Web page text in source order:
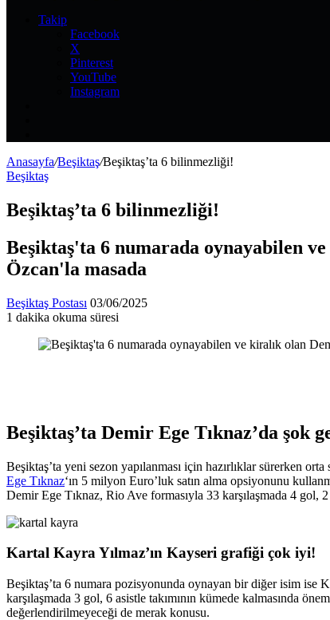
Takip
Facebook
X
Pinterest
YouTube
Instagram
Anasayfa/Beşiktaş/Beşiktaş’ta 6 bilinmezliği!
Beşiktaş
Beşiktaş’ta 6 bilinmezliği!
Beşiktaş'ta 6 numarada oynayabilen
Özcan'la masada
Beşiktaş Postası Bir
e-
göndermek
03/06/2025
1 dakika okuma süresi
Beşiktaş’ta Demir Ege Tıknaz’da şok
Beşiktaş’ta yeni sezon yapılanması için hazırlıklar sürerken
Ege Tıknaz‘ın 5 milyon Euro’luk satın alma opsiyonunu
Demir Ege Tıknaz, Rio Ave formasıyla 33 karşılaşmada 4 gol, 2
Kartal Kayra Yılmaz’ın Kayseri grafiği çok iyi!
Beşiktaş’ta 6 numara pozisyonunda oynayan bir diğer isim ise
karşılaşmada 3 gol, 6 asistle takımının kümede kalmasında
değerlendirilmeyeceği de merak konusu.